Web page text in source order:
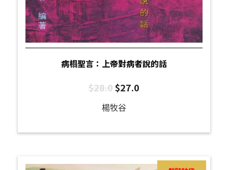
病榻聖言：上帝對病者說的話
$28.0$27.0
楊牧谷